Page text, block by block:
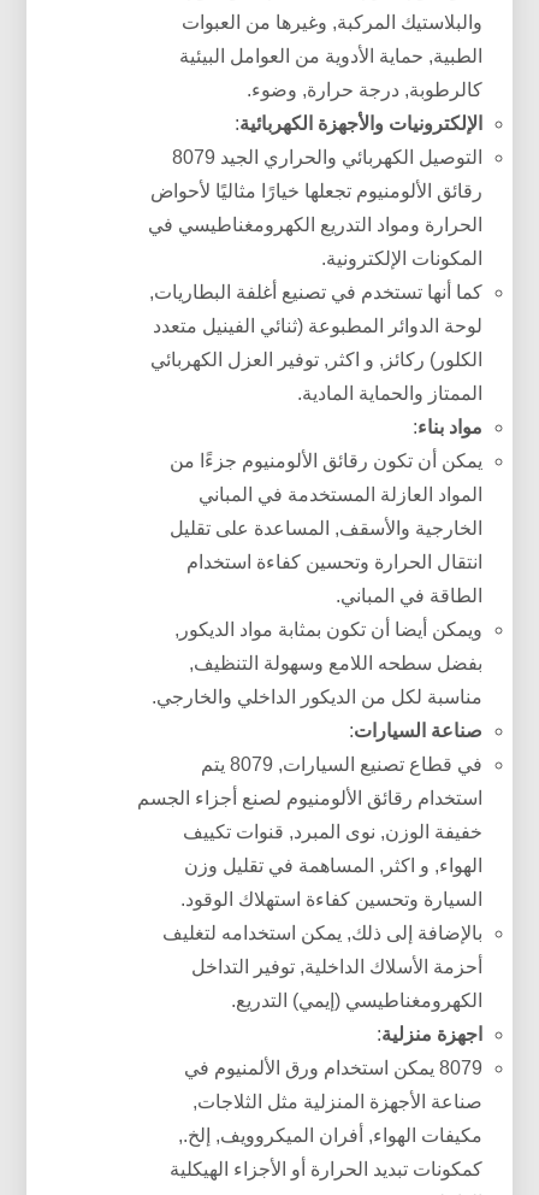
والبلاستيك المركبة, وغيرها من العبوات
الطبية, حماية الأدوية من العوامل البيئية
كالرطوبة, درجة حرارة, وضوء.
الإلكترونيات والأجهزة الكهربائية:
التوصيل الكهربائي والحراري الجيد 8079
رقائق الألومنيوم تجعلها خيارًا مثاليًا لأحواض
الحرارة ومواد التدريع الكهرومغناطيسي في
المكونات الإلكترونية.
كما أنها تستخدم في تصنيع أغلفة البطاريات,
لوحة الدوائر المطبوعة (ثنائي الفينيل متعدد
الكلور) ركائز, و اكثر, توفير العزل الكهربائي
الممتاز والحماية المادية.
مواد بناء:
يمكن أن تكون رقائق الألومنيوم جزءًا من
المواد العازلة المستخدمة في المباني
الخارجية والأسقف, المساعدة على تقليل
انتقال الحرارة وتحسين كفاءة استخدام
الطاقة في المباني.
ويمكن أيضا أن تكون بمثابة مواد الديكور,
بفضل سطحه اللامع وسهولة التنظيف,
مناسبة لكل من الديكور الداخلي والخارجي.
صناعة السيارات:
في قطاع تصنيع السيارات, 8079 يتم
استخدام رقائق الألومنيوم لصنع أجزاء الجسم
خفيفة الوزن, نوى المبرد, قنوات تكييف
الهواء, و اكثر, المساهمة في تقليل وزن
السيارة وتحسين كفاءة استهلاك الوقود.
بالإضافة إلى ذلك, يمكن استخدامه لتغليف
أحزمة الأسلاك الداخلية, توفير التداخل
الكهرومغناطيسي (إيمي) التدريع.
اجهزة منزلية:
8079 يمكن استخدام ورق الألمنيوم في
صناعة الأجهزة المنزلية مثل الثلاجات,
مكيفات الهواء, أفران الميكروويف, إلخ.,
كمكونات تبديد الحرارة أو الأجزاء الهيكلية